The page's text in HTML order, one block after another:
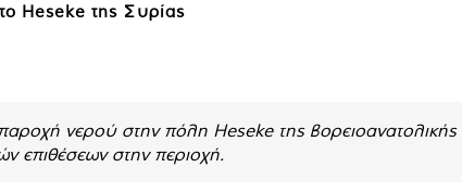
Heseke της Συρίας
νερού στην πόλη Heseke της
επιθέσεων στην περιοχή.